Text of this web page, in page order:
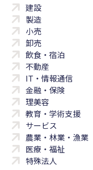
建設
製造
小売
卸売
飲食・宿泊
不動産
IT・情報通信
金融・保険
理美容
教育・学術支援
サービス
農業・林業・漁業
医療・福祉
特殊法人